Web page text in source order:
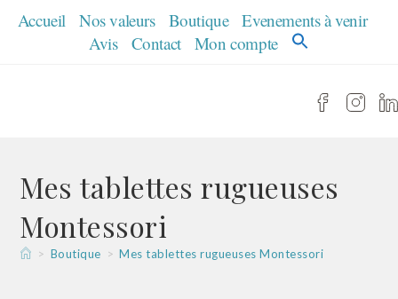
Accueil Nos valeurs Boutique Evenements à venir
Avis
Contact Mon compte
Mes tablettes rugueuses
Montessori
> Boutique > Mes tablettes rugueuses Montessori